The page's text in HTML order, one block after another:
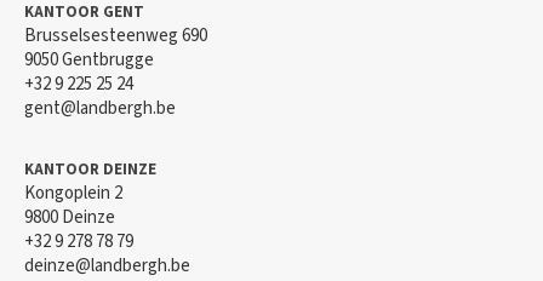
KANTOOR GENT
Brusselsesteenweg 690
9050 Gentbrugge
+32 9 225 25 24
gent@landbergh.be
KANTOOR DEINZE
Kongoplein 2
9800 Deinze
+32 9 278 78 79
deinze@landbergh.be